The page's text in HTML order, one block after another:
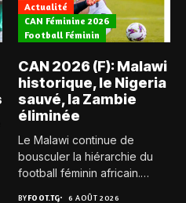
Actualité
CAN Féminine 2026
Football Féminin
CAN 2026 (F): Malawi
historique, le Nigeria
sauvé, la Zambie
éliminée
Le Malawi continue de
bousculer la hiérarchie du
football féminin africain.
BYFOOT.TG 6 AOÛT 2026